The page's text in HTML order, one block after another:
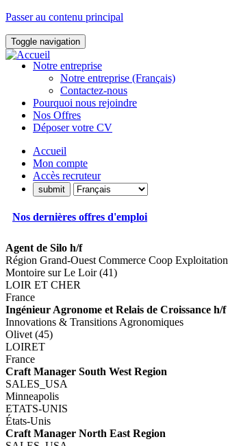
Passer au contenu principal
Toggle navigation
Notre entreprise
Notre entreprise (Français)
Contactez-nous
Pourquoi nous rejoindre
Nos Offres
Déposer votre CV
Accueil
Mon compte
Accès recruteur
Nos dernières offres d'emploi
Agent de Silo h/f
Région Grand-Ouest Commerce Coop Exploitation
Montoire sur Le Loir (41)
LOIR ET CHER
France
Ingénieur Agronome et Relais de Croissance h/f
Innovations & Transitions Agronomiques
Olivet (45)
LOIRET
France
Craft Manager South West Region
SALES_USA
Minneapolis
ETATS-UNIS
États-Unis
Craft Manager North East Region